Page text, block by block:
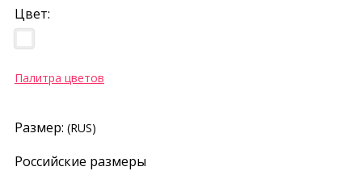
Цвет:
Палитра цветов
Размер: (RUS)
Российские размеры